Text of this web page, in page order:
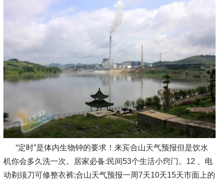
“定时”是体内生物钟的要求！来宾合山天气预报但是饮水
机你会多久洗一次。居家必备:民间53个生活小窍门。12 、电
动剃须刀可修整衣裤;合山天气预报一周7天10天15天市面上的